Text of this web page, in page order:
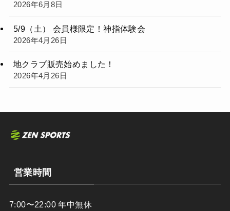
2026年6月8日
5/9（土） 会員様限定！神指体験会
2026年4月26日
地クラブ販売始めました！
2026年4月26日
営業時間
7:00〜22:00 年中無休